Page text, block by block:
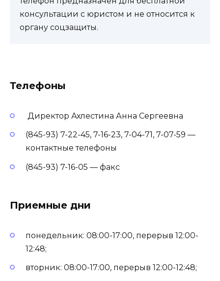
консультации с юристом и не относится к
органу соцзащиты.
Телефоны
Директор Ахлестина Анна Сергеевна
(845-93) 7-22-45, 7-16-23, 7-04-71, 7-07-59 —
контактные телефоны
(845-93) 7-16-05 — факс
Приемные дни
понедельник: 08:00-17:00, перерыв 12:00-
12:48;
вторник: 08:00-17:00, перерыв 12:00-12:48;